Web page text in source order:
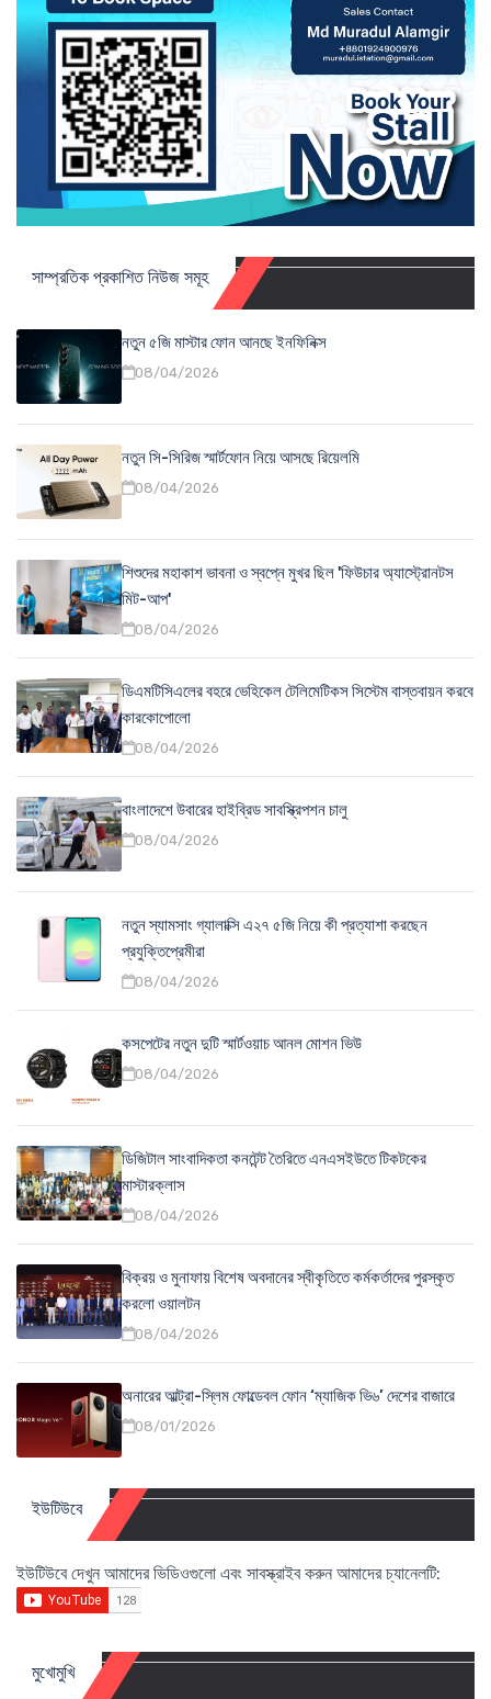
সাম্প্রতিক প্রকাশিত নিউজ সমূহ
নতুন ৫জি মাস্টার ফোন আনছে ইনফিনিক্স
08/04/2026
নতুন সি-সিরিজ স্মার্টফোন নিয়ে আসছে রিয়েলমি
08/04/2026
শিশুদের মহাকাশ ভাবনা ও স্বপ্নে মুখর ছিল 'ফিউচার অ্যাস্ট্রোনটস
মিট-আপ'
08/04/2026
ডিএমটিসিএলের বহরে ভেহিকেল টেলিমেটিকস সিস্টেম বাস্তবায়ন করবে
কারকোপোলো
08/04/2026
বাংলাদেশে উবারের হাইব্রিড সাবস্ক্রিপশন চালু
08/04/2026
নতুন স্যামসাং গ্যালাক্সি এ২৭ ৫জি নিয়ে কী প্রত্যাশা করছেন
প্রযুক্তিপ্রেমীরা
08/04/2026
কসপেটের নতুন দুটি স্মার্টওয়াচ আনল মোশন ভিউ
08/04/2026
ডিজিটাল সাংবাদিকতা কনটেন্ট তৈরিতে এনএসইউতে টিকটকের
মাস্টারক্লাস
08/04/2026
বিক্রয় ও মুনাফায় বিশেষ অবদানের স্বীকৃতিতে কর্মকর্তাদের পুরস্কৃত
করলো ওয়ালটন
08/04/2026
অনারের আল্ট্রা-স্লিম ফোল্ডেবল ফোন ‘ম্যাজিক ভি৬’ দেশের বাজারে
08/01/2026
ইউটিউবে
ইউটিউবে দেখুন আমাদের ভিডিওগুলো এবং সাবস্ক্রাইব করুন আমাদের চ্যানেলটি:
মুখোমুখি